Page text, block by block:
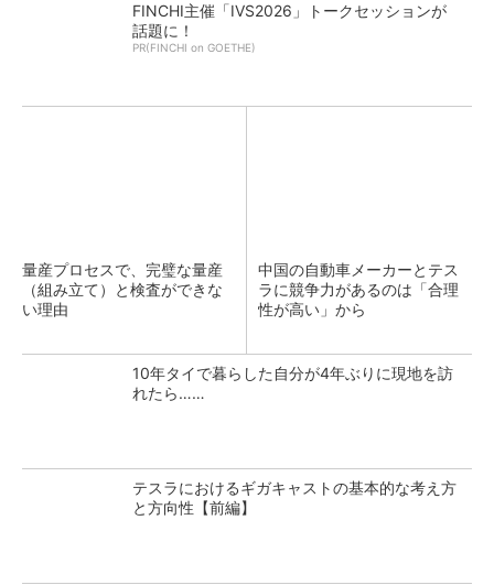
FINCHI主催「IVS2026」トークセッションが
話題に！
PR(FINCHI on GOETHE)
量産プロセスで、完璧な量産
（組み立て）と検査ができな
い理由
中国の自動車メーカーとテス
ラに競争力があるのは「合理
性が高い」から
10年タイで暮らした自分が4年ぶりに現地を訪
れたら……
テスラにおけるギガキャストの基本的な考え方
と方向性【前編】